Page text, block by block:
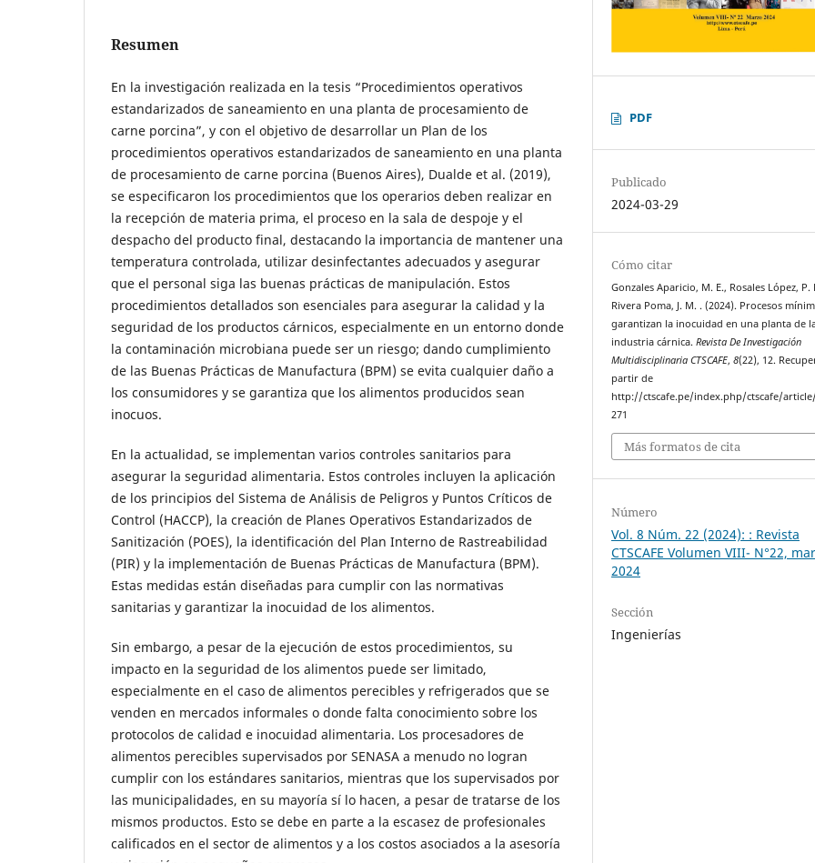
Resumen
En la investigación realizada en la tesis “Procedimientos operativos
estandarizados de saneamiento en una planta de procesamiento de
carne porcina”, y con el objetivo de desarrollar un Plan de los
procedimientos operativos estandarizados de saneamiento en una planta
de procesamiento de carne porcina (Buenos Aires), Dualde et al. (2019),
se especificaron los procedimientos que los operarios deben realizar en
la recepción de materia prima, el proceso en la sala de despoje y el
despacho del producto final, destacando la importancia de mantener una
temperatura controlada, utilizar desinfectantes adecuados y asegurar
que el personal siga las buenas prácticas de manipulación. Estos
procedimientos detallados son esenciales para asegurar la calidad y la
seguridad de los productos cárnicos, especialmente en un entorno donde
la contaminación microbiana puede ser un riesgo; dando cumplimiento
de las Buenas Prácticas de Manufactura (BPM) se evita cualquier daño a
los consumidores y se garantiza que los alimentos producidos sean
inocuos.
En la actualidad, se implementan varios controles sanitarios para
asegurar la seguridad alimentaria. Estos controles incluyen la aplicación
de los principios del Sistema de Análisis de Peligros y Puntos Críticos de
Control (HACCP), la creación de Planes Operativos Estandarizados de
Sanitización (POES), la identificación del Plan Interno de Rastreabilidad
(PIR) y la implementación de Buenas Prácticas de Manufactura (BPM).
Estas medidas están diseñadas para cumplir con las normativas
sanitarias y garantizar la inocuidad de los alimentos.
Sin embargo, a pesar de la ejecución de estos procedimientos, su
impacto en la seguridad de los alimentos puede ser limitado,
especialmente en el caso de alimentos perecibles y refrigerados que se
venden en mercados informales o donde falta conocimiento sobre los
protocolos de calidad e inocuidad alimentaria. Los procesadores de
alimentos perecibles supervisados por SENASA a menudo no logran
cumplir con los estándares sanitarios, mientras que los supervisados por
las municipalidades, en su mayoría sí lo hacen, a pesar de tratarse de los
mismos productos. Esto se debe en parte a la escasez de profesionales
calificados en el sector de alimentos y a los costos asociados a la asesoría
PDF
Publicado
2024-03-29
Cómo citar
Gonzales Aparicio, M. E., Rosales López, P.
Rivera Poma, J. M. . (2024). Procesos
garantizan la inocuidad en una planta de
industria cárnica.Revista De Investigación
Multidisciplinaria CTSCAFE,8(22), 12.
partir de
http://ctscafe.pe/index.php/ctscafe/
271
Más formatos de cita
Número
Vol. 8 Núm. 22 (2024): : Revista
CTSCAFE Volumen VIII- N°22,
2024
Sección
Ingenierías